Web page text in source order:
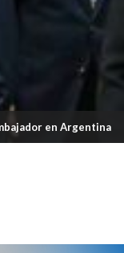
a la Carta Orgánica